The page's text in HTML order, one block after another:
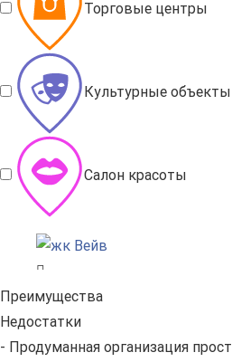
Торговые центры
Культурные объекты
Салон красоты
Преимущества
Недостатки
- Продуманная организация